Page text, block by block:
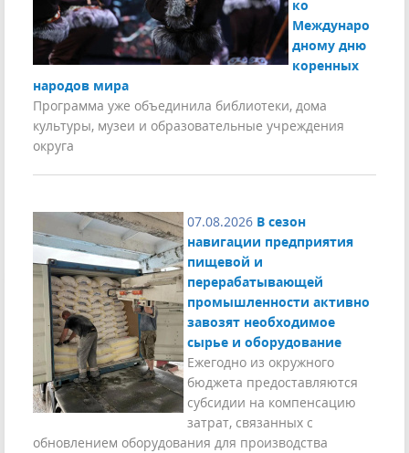
ко
Междунаро
дному дню
коренных
народов мира
Программа уже объединила библиотеки, дома
культуры, музеи и образовательные учреждения
округа
07.08.2026 В сезон
навигации предприятия
пищевой и
перерабатывающей
промышленности активно
завозят необходимое
сырье и оборудование
Ежегодно из окружного
бюджета предоставляются
субсидии на компенсацию
затрат, связанных с
обновлением оборудования для производства